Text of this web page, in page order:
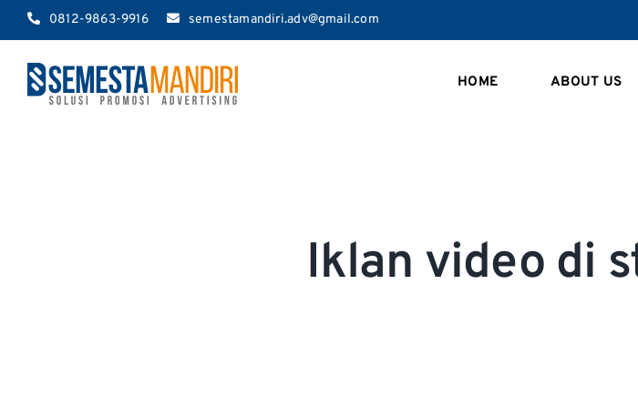
Skip
0812-9863-9916 semestamandiri.adv@gmail.com
HOME ABOUT US
Iklan video di